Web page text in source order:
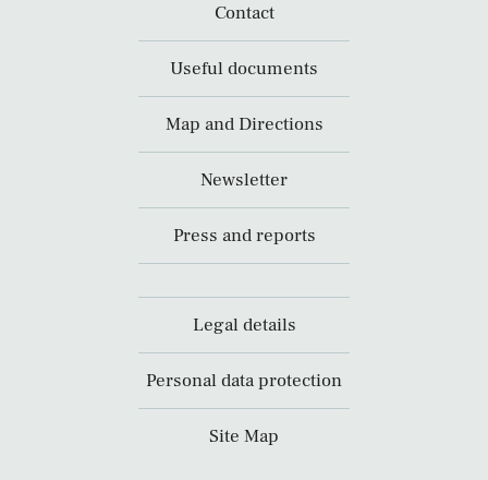
Contact
Useful documents
Map and Directions
Newsletter
Press and reports
Legal details
Personal data protection
Site Map